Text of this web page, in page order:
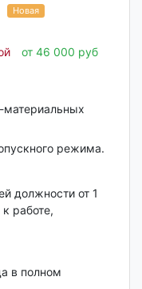
Новая
от 46 000 руб
материальных
режима.
должности от 1
работе,
в полном